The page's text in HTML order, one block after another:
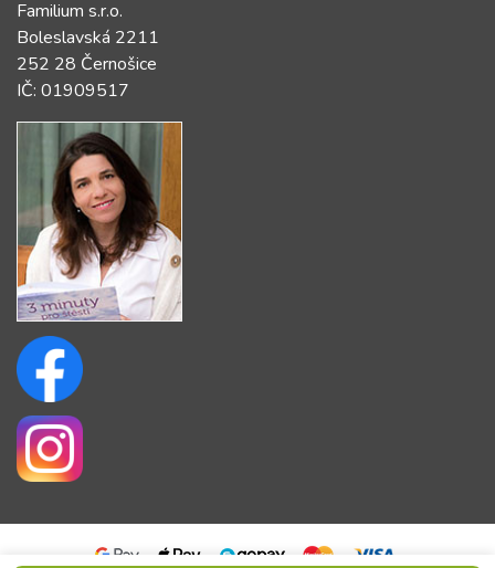
Familium s.r.o.
Boleslavská 2211
252 28 Černošice
IČ: 01909517